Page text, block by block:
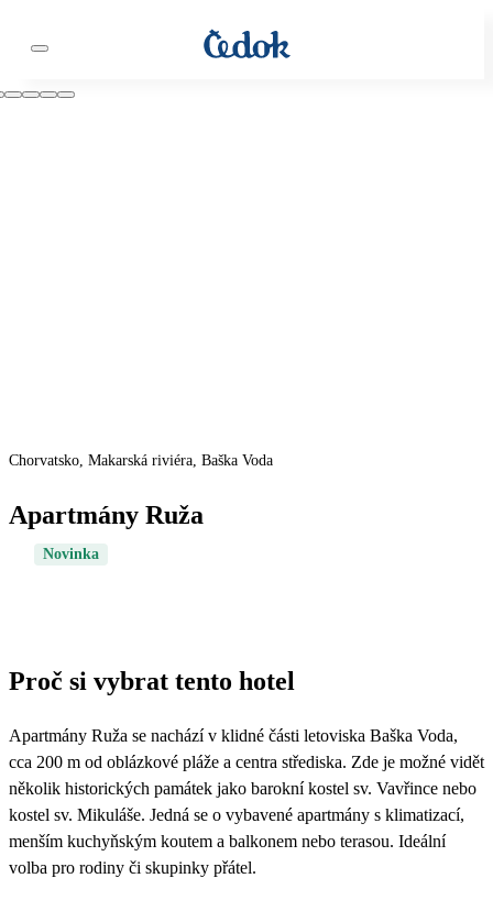
Chorvatsko, Makarská riviéra, Baška Voda
Apartmány Ruža
Novinka
Proč si vybrat tento hotel
Apartmány Ruža se nachází v klidné části letoviska Baška Voda,
cca 200 m od oblázkové pláže a centra střediska. Zde je možné vidět
několik historických památek jako barokní kostel sv. Vavřince nebo
kostel sv. Mikuláše. Jedná se o vybavené apartmány s klimatizací,
menším kuchyňským koutem a balkonem nebo terasou. Ideální
volba pro rodiny či skupinky přátel.